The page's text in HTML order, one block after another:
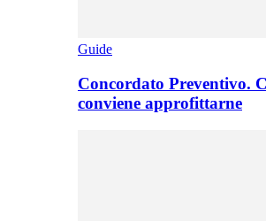
Guide
Concordato Preventivo.
conviene approfittarne